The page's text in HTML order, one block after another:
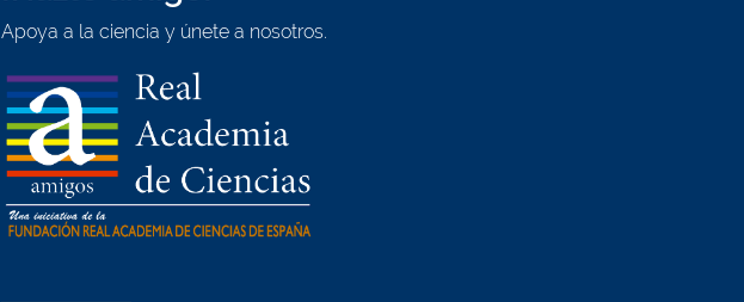
Apoya a la ciencia y únete a nosotros.